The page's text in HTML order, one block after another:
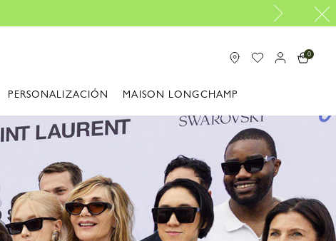
0
PERSONALIZACIÓN MAISON LONGCHAMP